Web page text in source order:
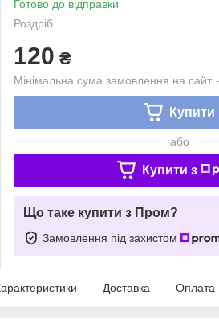
Готово до відправки
Роздріб
120 ₴
Мінімальна сума замовлення на
Купити
або
Купити з
Що таке купити з Пром?
Замовлення під захистом
Доставка Оплата